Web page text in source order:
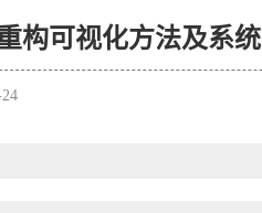
构可视化方法及系统